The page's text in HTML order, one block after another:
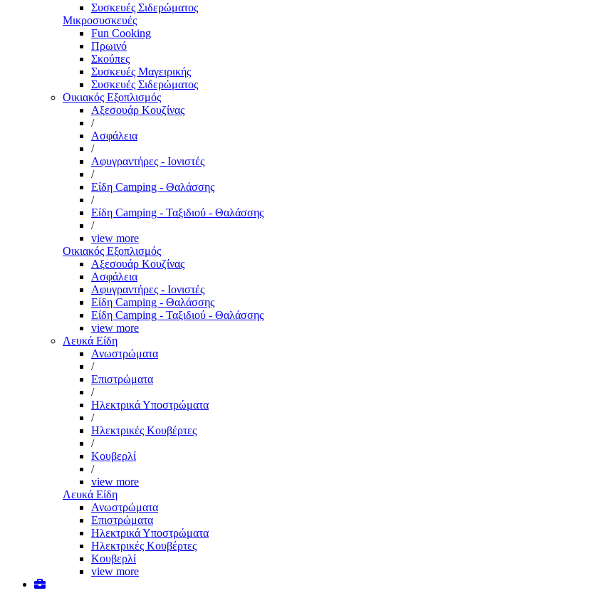
Συσκευές Σιδερώματος
Μικροσυσκευές
Fun Cooking
Πρωινό
Σκούπες
Συσκευές Μαγειρικής
Συσκευές Σιδερώματος
Οικιακός Εξοπλισμός
Αξεσουάρ Κουζίνας
/
Ασφάλεια
/
Αφυγραντήρες - Ιονιστές
/
Είδη Camping - Θαλάσσης
/
Είδη Camping - Ταξιδιού - Θαλάσσης
/
view more
Οικιακός Εξοπλισμός
Αξεσουάρ Κουζίνας
Ασφάλεια
Αφυγραντήρες - Ιονιστές
Είδη Camping - Θαλάσσης
Είδη Camping - Ταξιδιού - Θαλάσσης
view more
Λευκά Είδη
Ανωστρώματα
/
Επιστρώματα
/
Ηλεκτρικά Υποστρώματα
/
Ηλεκτρικές Κουβέρτες
/
Κουβερλί
/
view more
Λευκά Είδη
Ανωστρώματα
Επιστρώματα
Ηλεκτρικά Υποστρώματα
Ηλεκτρικές Κουβέρτες
Κουβερλί
view more